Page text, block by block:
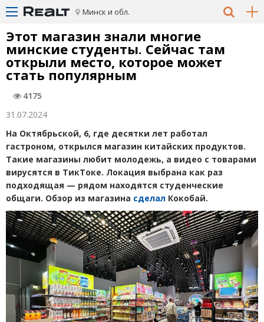
Минск и обл.
Этот магазин знали многие
минские студенты. Сейчас там
открыли место, которое может
стать популярным
4175
31.07.2024
На Октябрьской, 6, где десятки лет работал
гастроном, открылся магазин китайских продуктов.
Такие магазины любит молодежь, а видео с товарами
вирусятся в ТикТоке. Локация выбрана как раз
подходящая — рядом находятся студенческие
общаги. Обзор из магазина сделал Кокобай.